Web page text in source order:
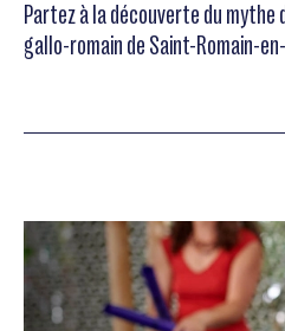
Partez à la découverte du mythe
gallo-romain de Saint-Romain-